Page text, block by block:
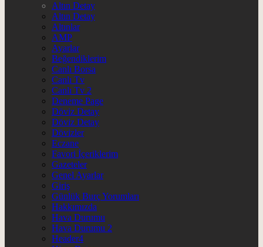
Altın Detay
Altın Detay
Altınlar
AMP
Ayarlar
Beğendiklerim
Canlı Borsa
Canlı Tv
Canlı Tv 2
Deneme Page
Döviz Detay
Döviz Detay
Dövizler
Eczane
Favori İçeriklerim
Gazeteler
Genel Ayarlar
Giriş
Günlük Burç Yorumları
Hakkımızda
Hava Durumu
Hava Durumu 2
Header4